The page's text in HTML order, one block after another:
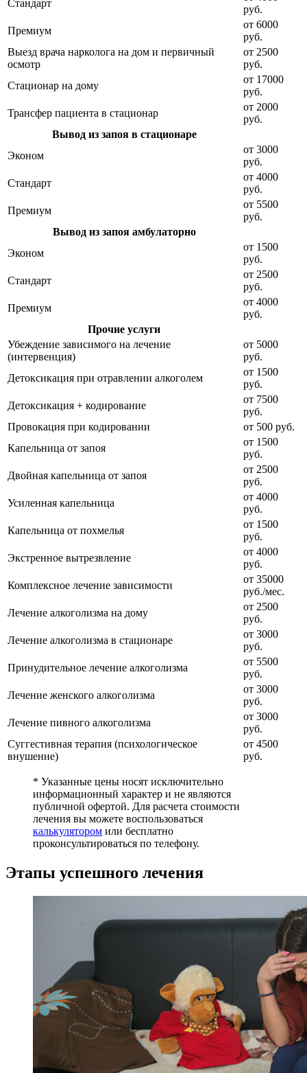
Стандарт
руб.
Премиум
от 6000
руб.
Выезд врача нарколога на дом и первичный
осмотр
от 2500
руб.
Стационар на дому
от 17000
руб.
Трансфер пациента в стационар
от 2000
руб.
Вывод из запоя в стационаре
Эконом
от 3000
руб.
Стандарт
от 4000
руб.
Премиум
от 5500
руб.
Вывод из запоя амбулаторно
Эконом
от 1500
руб.
Стандарт
от 2500
руб.
Премиум
от 4000
руб.
Прочие услуги
Убеждение зависимого на лечение
(интервенция)
от 5000
руб.
Детоксикация при отравлении алкоголем
от 1500
руб.
Детоксикация + кодирование
от 7500
руб.
Провокация при кодировании
от 500 руб.
Капельница от запоя
от 1500
руб.
Двойная капельница от запоя
от 2500
руб.
Усиленная капельница
от 4000
руб.
Капельница от похмелья
от 1500
руб.
Экстренное вытрезвление
от 4000
руб.
Комплексное лечение зависимости
от 35000
руб./мес.
Лечение алкоголизма на дому
от 2500
руб.
Лечение алкоголизма в стационаре
от 3000
руб.
Принудительное лечение алкоголизма
от 5500
руб.
Лечение женского алкоголизма
от 3000
руб.
Лечение пивного алкоголизма
от 3000
руб.
Суггестивная терапия (психологическое
внушение)
от 4500
руб.
* Указанные цены носят исключительно
информационный характер и не являются
публичной офертой. Для расчета стоимости
лечения вы можете воспользоваться
калькулятором или бесплатно
проконсультироваться по телефону.
Этапы успешного лечения